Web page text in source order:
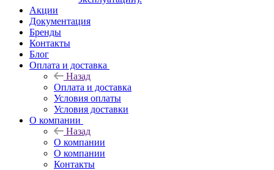
Акции
Документация
Бренды
Контакты
Блог
Оплата и доставка
Назад
Оплата и доставка
Условия оплаты
Условия доставки
О компании
Назад
О компании
О компании
Контакты